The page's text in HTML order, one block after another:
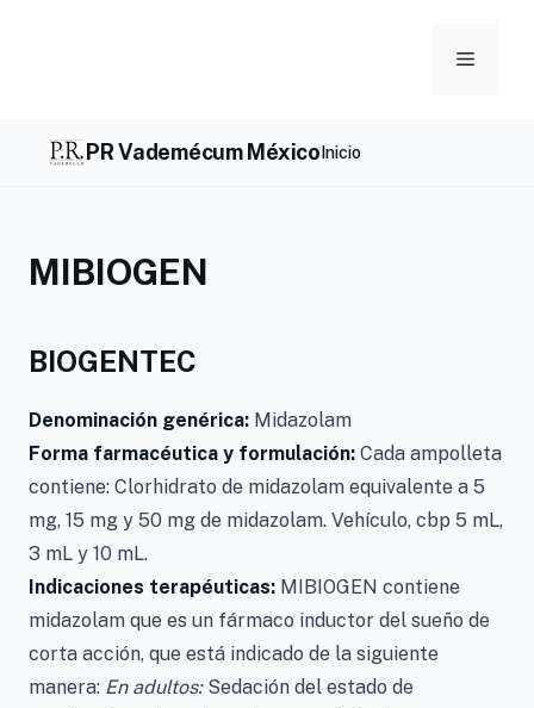
Menu
PR Vademécum MéxicoInicio
MIBIOGEN
BIOGENTEC
Denominación genérica: Midazolam
Forma farmacéutica y formulación: Cada ampolleta
contiene: Clorhidrato de midazolam equivalente a 5
mg, 15 mg y 50 mg de midazolam. Vehículo, cbp 5 mL,
3 mL y 10 mL.
Indicaciones terapéuticas: MIBIOGEN contiene
midazolam que es un fármaco inductor del sueño de
corta acción, que está indicado de la siguiente
manera: En adultos: Sedación del estado de